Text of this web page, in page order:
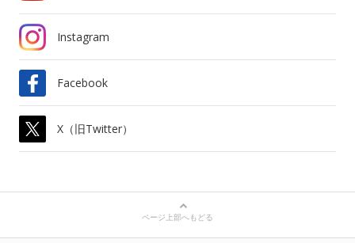
Instagram
Facebook
X（旧Twitter）
ページ上部へもどる